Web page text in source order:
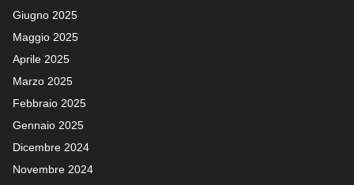
Giugno 2025
Maggio 2025
Aprile 2025
Marzo 2025
Febbraio 2025
Gennaio 2025
Dicembre 2024
Novembre 2024